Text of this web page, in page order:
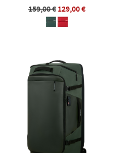
159,00 € 129,00 €